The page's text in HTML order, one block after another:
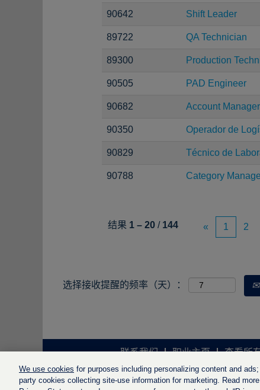
90642 Shift Leader
89722 QA Technician
89300 Production
90505 PAD Engineer
90682 Account
90350 Operador de
90829 Técnico de
90788 Category
结果 1 – 20 / 144 « 1 2
选择接收提醒的频率（天）：
联系我们 职业主页 查看所
We use cookies for purposes including personalizing content and
party cookies collecting site-use information for marketing. Read